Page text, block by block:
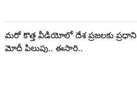
మరో కొత్త వీడియోలో దేశ ప్రజలకు ప్రధాని
మోదీ పిలుపు.. ఈసారి..